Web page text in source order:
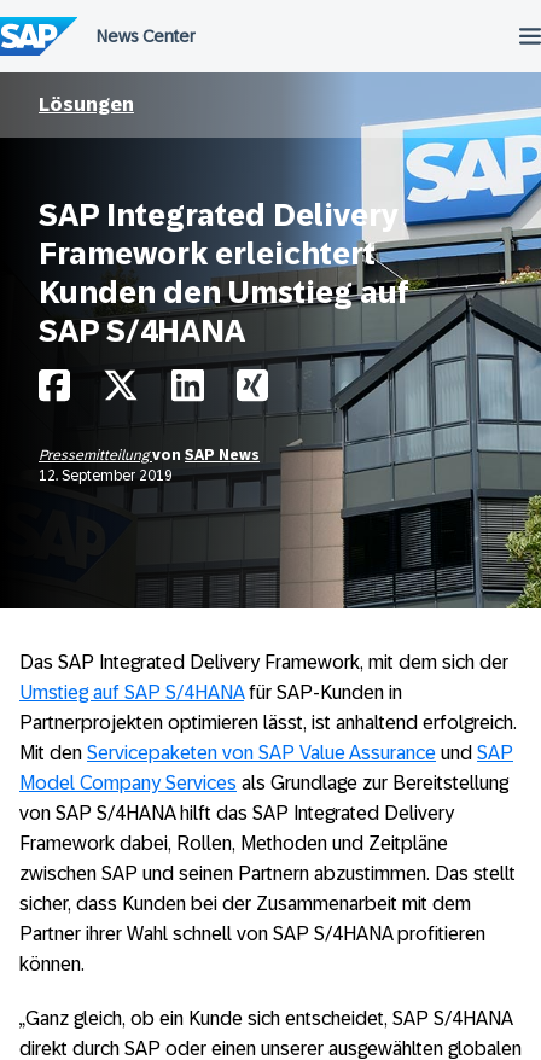
Lösungen
SAP Integrated Delivery
Framework erleichtert
Kunden den Umstieg auf
SAP S/4HANA
Pressemitteilungvon SAP News
12. September 2019
Das SAP Integrated Delivery Framework, mit dem sich der
Umstieg auf SAP S/4HANAfür SAP-Kunden in
Partnerprojekten optimieren lässt, ist anhaltend erfolgreich.
Mit den Servicepaketen von SAP Value Assurance und SAP
Model Company Services als Grundlage zur Bereitstellung
von SAP S/4HANA hilft das SAP Integrated Delivery
Framework dabei, Rollen, Methoden und Zeitpläne
zwischen SAP und seinen Partnern abzustimmen. Das stellt
sicher, dass Kunden bei der Zusammenarbeit mit dem
Partner ihrer Wahl schnell von SAP S/4HANA profitieren
können.
„Ganz gleich, ob ein Kunde sich entscheidet, SAP S/4HANA
direkt durch SAP oder einen unserer ausgewählten globalen